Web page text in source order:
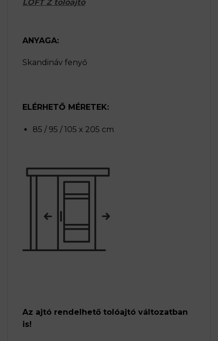
LOFT Z tolóajtó
ANYAGA:
Skandináv fenyő
ELÉRHETŐ MÉRETEK:
85 / 95 / 105 x 205 cm
Az ajtó rendelhető tolóajtó változatban
is!